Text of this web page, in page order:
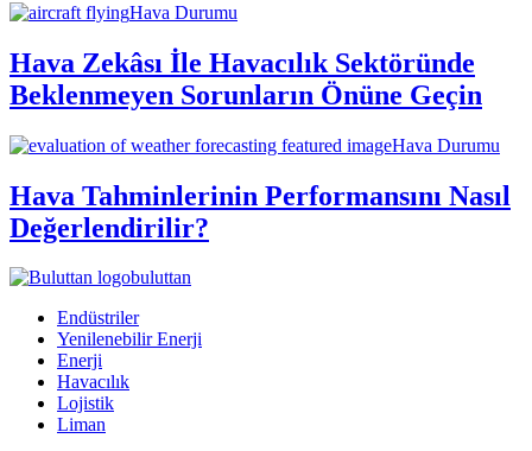
Hava Durumu
Hava Zekâsı İle Havacılık Sektöründe
Beklenmeyen Sorunların Önüne Geçin
Hava Durumu
Hava Tahminlerinin Performansını Nasıl
Değerlendirilir?
buluttan
Endüstriler
Yenilenebilir Enerji
Enerji
Havacılık
Lojistik
Liman